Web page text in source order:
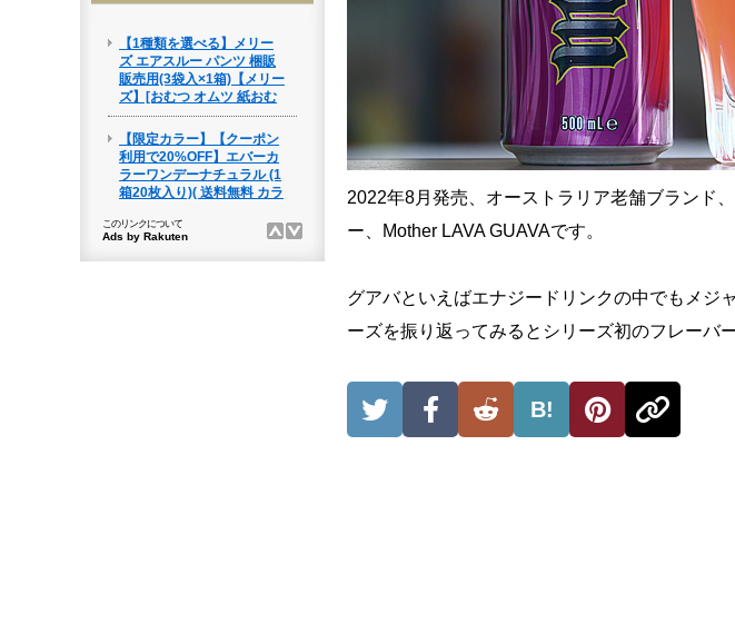
2022年8月発売、オーストラリア老舗ブランド
ー、Mother LAVA GUAVAです。
グアバといえばエナジードリンクの中でもメジ
ーズを振り返ってみるとシリーズ初のフレーバ
B!